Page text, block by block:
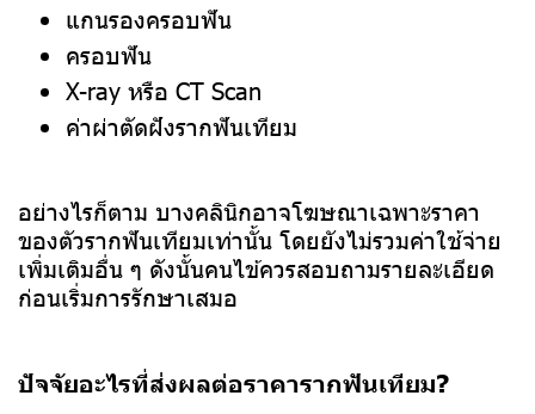
แกนรองครอบฟัน
ครอบฟัน
X-ray หรือ CT Scan
ค่าผ่าตัดฝังรากฟันเทียม
อย่างไรก็ตาม บางคลินิกอาจโฆษณาเฉพาะราคา
ของตัวรากฟันเทียมเท่านั้น โดยยังไม่รวมค่าใช้จ่าย
เพิ่มเติมอื่น ๆ ดังนั้นคนไข้ควรสอบถามรายละเอียด
ก่อนเริ่มการรักษาเสมอ
ปัจจัยอะไรที่ส่งผลต่อราคารากฟันเทียม?